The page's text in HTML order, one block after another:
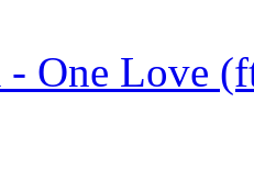
- One Love